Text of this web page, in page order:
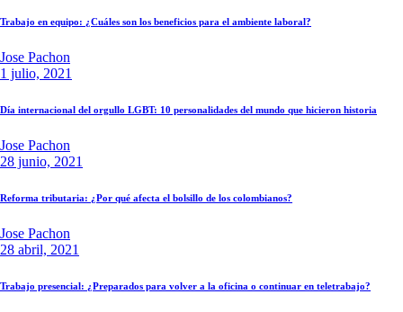
Trabajo en equipo: ¿Cuáles son los beneficios para el ambiente laboral?
Jose Pachon
1 julio, 2021
Día internacional del orgullo LGBT: 10 personalidades del mundo que hicieron historia
Jose Pachon
28 junio, 2021
Reforma tributaria: ¿Por qué afecta el bolsillo de los colombianos?
Jose Pachon
28 abril, 2021
Trabajo presencial: ¿Preparados para volver a la oficina o continuar en teletrabajo?